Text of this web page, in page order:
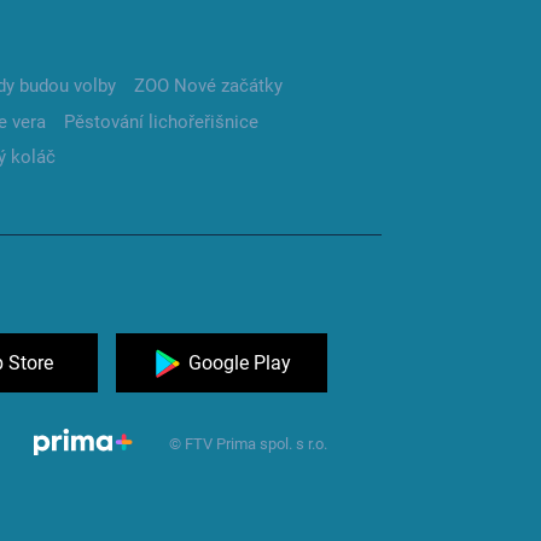
budou volby
ZOO Nové začátky
vera
Pěstování lichořeřišnice
koláč
Store Google Play
© FTV Prima spol. s r.o.